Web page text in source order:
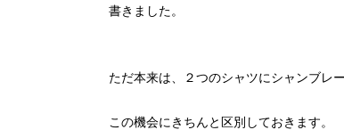
書きました。
ただ本来は、２つのシャツにシャンブレ
この機会にきちんと区別しておきます。